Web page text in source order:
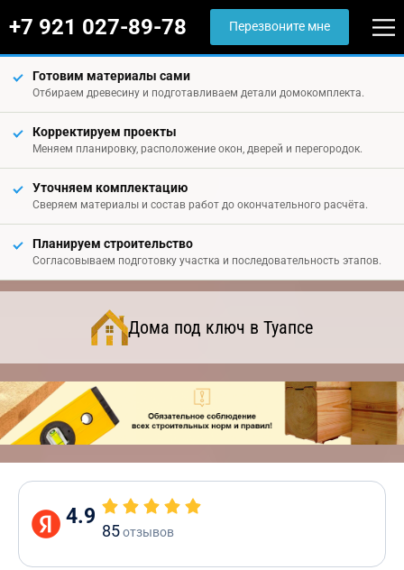
+7 921 027-89-78 Перезвоните мне
Готовим материалы сами
Отбираем древесину и подготавливаем детали домокомплекта.
Корректируем проекты
Меняем планировку, расположение окон, дверей и перегородок.
Уточняем комплектацию
Сверяем материалы и состав работ до окончательного расчёта.
Планируем строительство
Согласовываем подготовку участка и последовательность этапов.
Дома под ключ в Туапсе
4.9
85отзывов